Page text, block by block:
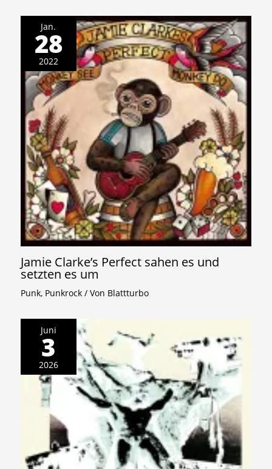
Jan.
28
2022
Jamie Clarke’s Perfect sahen es und
setzten es um
Punk, Punkrock / Von Blattturbo
Juni
3
2026